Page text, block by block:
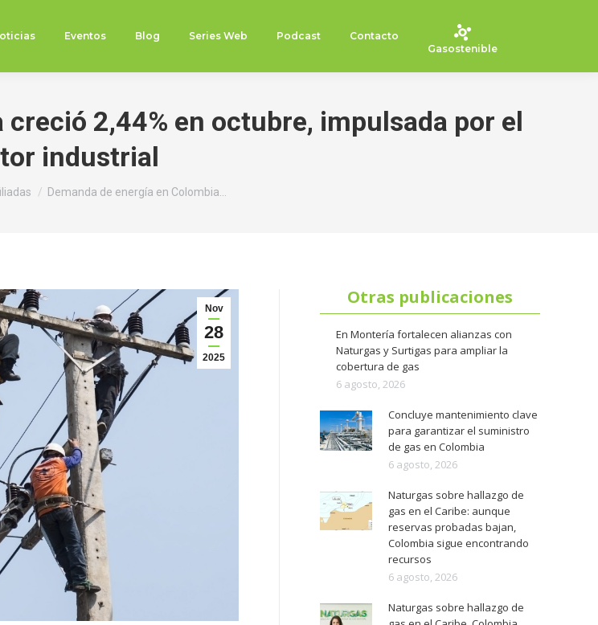
Eventos Blog Series Web Podcast
Contacto
Gasostenible
2,44% en octubre, impulsada por el
industrial
Demanda de energía en Colombia…
Nov
28
2025
Otras publicaciones
En Montería fortalecen alianzas con
Naturgas y Surtigas para ampliar la
cobertura de gas
6 agosto, 2026
Concluye mantenimiento clave
para garantizar el suministro
de gas en Colombia
6 agosto, 2026
Naturgas sobre hallazgo de
gas en el Caribe: aunque
reservas probadas bajan,
Colombia sigue encontrando
recursos
6 agosto, 2026
Naturgas sobre hallazgo de